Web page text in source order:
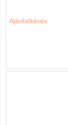
Ajánlatkérés